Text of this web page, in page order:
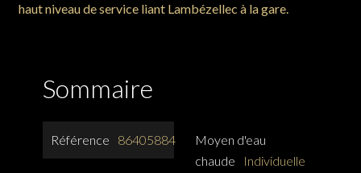
haut niveau de service liant Lambézellec à la gare.
Sommaire
Référence 86405884
Moyen d'eau
chaude
Individuelle